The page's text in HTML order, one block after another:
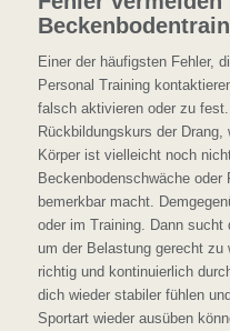
Einer der häufigsten Fehler,
Personal Training
falsch aktivieren oder zu
Rückbildungskurs der Drang,
Körper ist vielleicht noch
Beckenbodenschwäche
bemerkbar macht.
oder im Training. Dann sucht
um der Belastung gerecht zu
richtig und kontinuierlich
dich wieder stabiler fühlen
Sportart wieder ausüben